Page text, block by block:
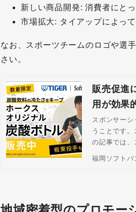
新しい商品開発: 消費者にと
市場拡大: タイアップによっ
なお、スポーツチームのロゴや選
さい。
販売促進
用が効果
スポンサー
うことです
の記事では、
福岡ソフトバ